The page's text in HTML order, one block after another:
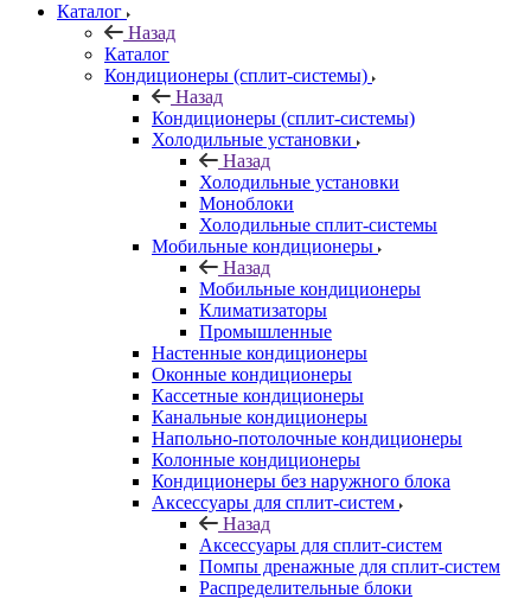
Каталог
Назад
Каталог
Кондиционеры (сплит-системы)
Назад
Кондиционеры (сплит-системы)
Холодильные установки
Назад
Холодильные установки
Моноблоки
Холодильные сплит-системы
Мобильные кондиционеры
Назад
Мобильные кондиционеры
Климатизаторы
Промышленные
Настенные кондиционеры
Оконные кондиционеры
Кассетные кондиционеры
Канальные кондиционеры
Напольно-потолочные кондиционеры
Колонные кондиционеры
Кондиционеры без наружного блока
Аксессуары для сплит-систем
Назад
Аксессуары для сплит-систем
Помпы дренажные для сплит-систем
Распределительные блоки